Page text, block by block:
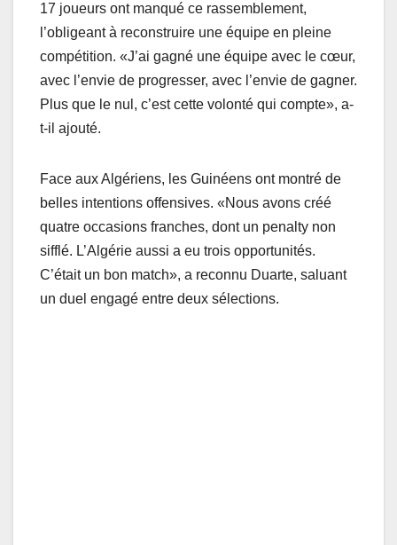
17 joueurs ont manqué ce rassemblement,
l’obligeant à reconstruire une équipe en pleine
compétition. «J’ai gagné une équipe avec le cœur,
avec l’envie de progresser, avec l’envie de gagner.
Plus que le nul, c’est cette volonté qui compte», a-
t-il ajouté.
Face aux Algériens, les Guinéens ont montré de
belles intentions offensives. «Nous avons créé
quatre occasions franches, dont un penalty non
sifflé. L’Algérie aussi a eu trois opportunités.
C’était un bon match», a reconnu Duarte, saluant
un duel engagé entre deux sélections.